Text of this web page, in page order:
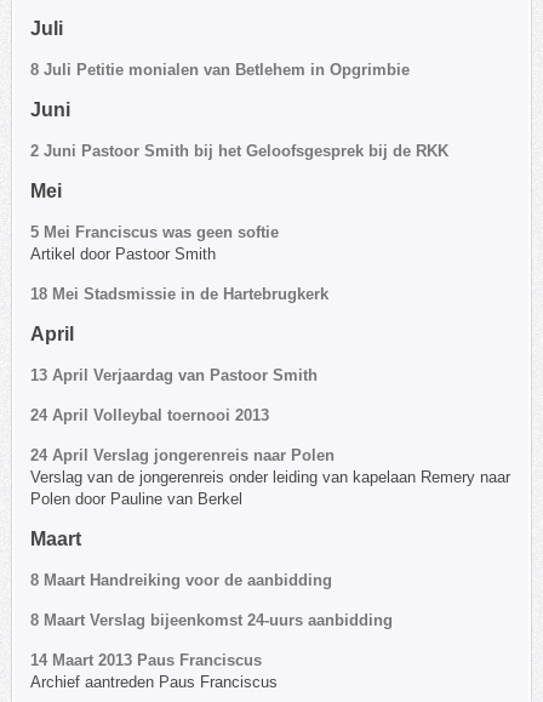
Juli
8 Juli Petitie monialen van Betlehem in Opgrimbie
Juni
2 Juni Pastoor Smith bij het Geloofsgesprek bij de RKK
Mei
5 Mei Franciscus was geen softie
Artikel door Pastoor Smith
18 Mei Stadsmissie in de Hartebrugkerk
April
13 April Verjaardag van Pastoor Smith
24 April Volleybal toernooi 2013
24 April Verslag jongerenreis naar Polen
Verslag van de jongerenreis onder leiding van kapelaan Remery naar
Polen door Pauline van Berkel
Maart
8 Maart Handreiking voor de aanbidding
8 Maart Verslag bijeenkomst 24-uurs aanbidding
14 Maart 2013 Paus Franciscus
Archief aantreden Paus Franciscus